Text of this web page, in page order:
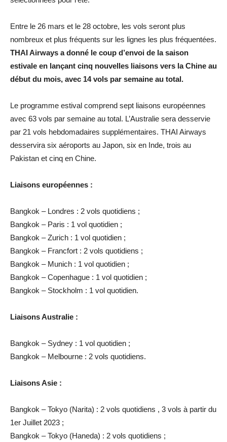
Entre le 26 mars et le 28 octobre, les vols seront plus
nombreux et plus fréquents sur les lignes les plus fréquentées.
THAI Airways a donné le coup d’envoi de la saison
estivale en lançant cinq nouvelles liaisons vers la Chine au
début du mois, avec 14 vols par semaine au total.
Le programme estival comprend sept liaisons européennes
avec 63 vols par semaine au total. L’Australie sera desservie
par 21 vols hebdomadaires supplémentaires. THAI Airways
desservira six aéroports au Japon, six en Inde, trois au
Pakistan et cinq en Chine.
Liaisons européennes :
Bangkok – Londres : 2 vols quotidiens ;
Bangkok – Paris : 1 vol quotidien ;
Bangkok – Zurich : 1 vol quotidien ;
Bangkok – Francfort : 2 vols quotidiens ;
Bangkok – Munich : 1 vol quotidien ;
Bangkok – Copenhague : 1 vol quotidien ;
Bangkok – Stockholm : 1 vol quotidien.
Liaisons Australie :
Bangkok – Sydney : 1 vol quotidien ;
Bangkok – Melbourne : 2 vols quotidiens.
Liaisons Asie :
Bangkok – Tokyo (Narita) : 2 vols quotidiens , 3 vols à partir du
1er Juillet 2023 ;
Bangkok – Tokyo (Haneda) : 2 vols quotidiens ;